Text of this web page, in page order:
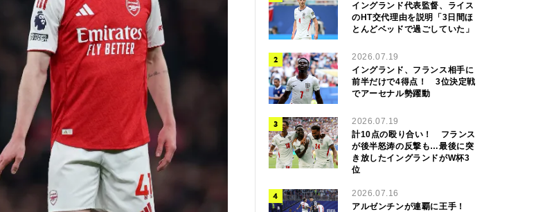
イングランド代表監督、ライス
のHT交代理由を説明「3日間ほ
とんどベッドで過ごしていた」
2026.07.19
イングランド、フランス相手に
前半だけで4得点！ 3位決定戦
でアーセナル勢躍動
2026.07.19
計10点の殴り合い！ フランス
が後半怒涛の反撃も…最後に突
き放したイングランドがW杯3
位
2026.07.16
アルゼンチンが連覇に王手！